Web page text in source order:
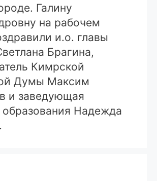
Галину
на рабочем
и.о. главы
Брагина,
Кимрской
Думы Максим
и заведующая
Надежда